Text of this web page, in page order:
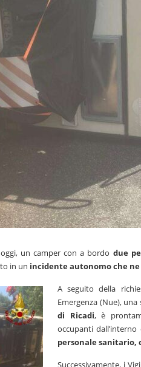
un camper con a bordo due
in un incidente autonomo che
A seguito della
Emergenza (Nue),
di Ricadi, è
occupanti dall’interno
personale sanitario,
Successivamente, i